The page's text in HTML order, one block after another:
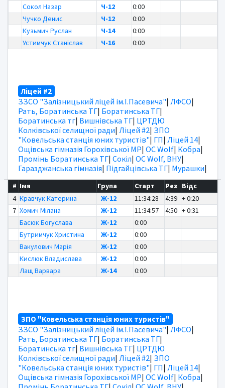
Сокол Назар
Ч-12
0:00
Чучко Денис
Ч-12
0:00
Кузьмич Руслан
Ч-14
0:00
Устимчук Станіслав
Ч-16 0:00
Ліцей #2
ЗЗСО "Залізницький ліцей ім.І.Пасевича"| ЛФСО|
Рать, Боратинська ТГ| Боратинська ТГ|
Боратинська тг| Вишнівська ТГ| ЦРТДЮ
Колківської селищної ради| Ліцей #2| ЗПО
"Ковельська станція юних туристів"| ГП| Ліцей 14|
Ощівська гімназія Горохівської МР| OC Wolf| Кобра|
Промінь Боратинська ТГ| Сокіл| OC Wolf, ВНУ|
Гаразджанська гімназія| Підгайцівська ТГ| Мурашки|
# Імя Група Старт Рез
Відс
4 Кравчук Катерина Ж-12 11:34:28 4:39 + 0:20
7 Хомич Мілана Ж-12 11:34:57 4:50 + 0:31
Басюк Богуслава
Ж-12
0:00
Бутримчук Христина
Ж-12
0:00
Вакулович Марія
Ж-12
0:00
Кислюк Владислава
Ж-12
0:00
Лащ Варвара
Ж-14 0:00
ЗПО "Ковельська станція юних туристів"
ЗЗСО "Залізницький ліцей ім.І.Пасевича"| ЛФСО|
Рать, Боратинська ТГ| Боратинська ТГ|
Боратинська тг| Вишнівська ТГ| ЦРТДЮ
Колківської селищної ради| Ліцей #2| ЗПО
"Ковельська станція юних туристів"| ГП| Ліцей 14|
Ощівська гімназія Горохівської МР| OC Wolf| Кобра|